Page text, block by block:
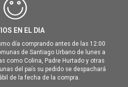
EN EL DIA
día comprando antes de las 12:00
de Santiago Urbano de lunes a
como Colina, Padre Hurtado y otras
del país su pedido se despachará
de la fecha de la compra.